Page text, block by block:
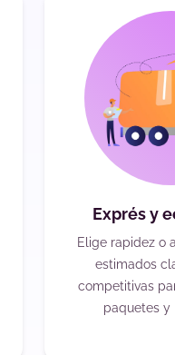
Exprés y
Elige rapidez o
estimados
competitivas
paquetes y